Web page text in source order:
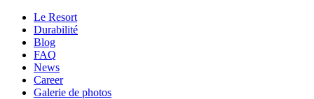
Le Resort
Durabilité
Blog
FAQ
News
Career
Galerie de photos